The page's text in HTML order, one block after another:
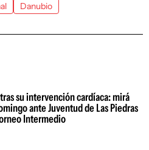
Danubio
su intervención cardíaca: mirá
ante Juventud de Las Piedras
Intermedio